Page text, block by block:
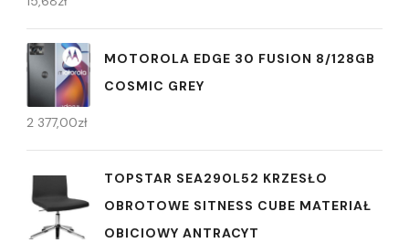
MOTOROLA EDGE 30 FUSION 8/128GB
COSMIC GREY
2 377,00zł
TOPSTAR SEA290L52 KRZESŁO
OBROTOWE SITNESS CUBE MATERIAŁ
OBICIOWY ANTRACYT